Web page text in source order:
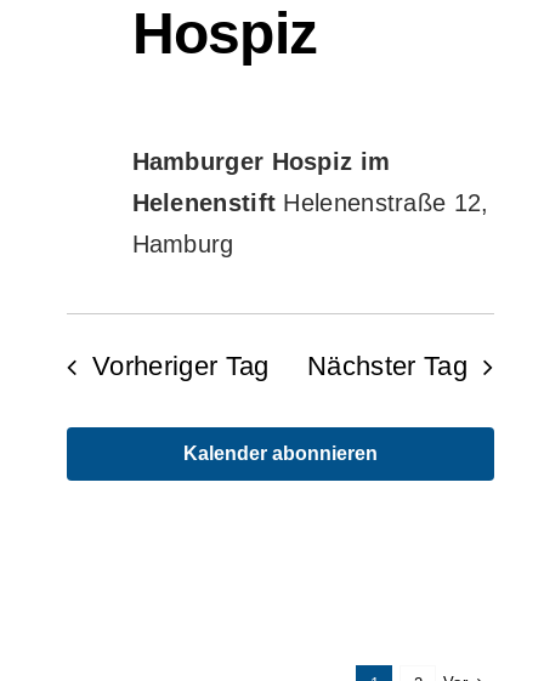
Hospiz
Hamburger Hospiz im
Helenenstift Helenenstraße 12,
Hamburg
Vorheriger Tag Nächster Tag
Kalender abonnieren